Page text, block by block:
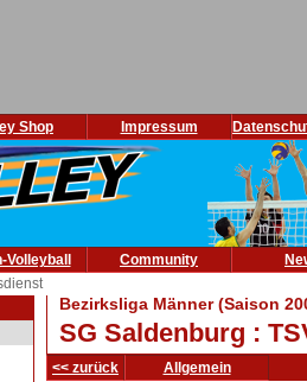
Shop Impressum
Volleyball Community
Bezirksliga Männer (Saison
SG Saldenburg :
<< zurück Allgemein